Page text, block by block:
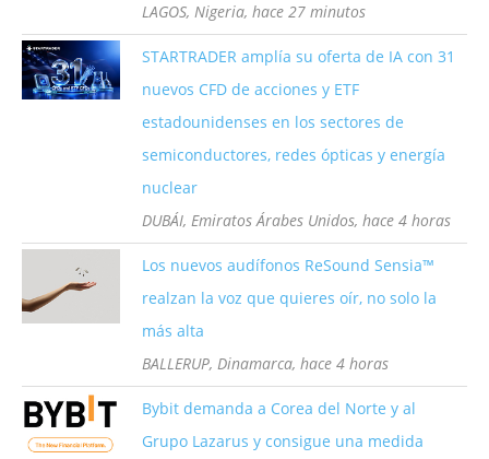
LAGOS, Nigeria, hace 27 minutos
STARTRADER amplía su oferta de IA con 31
nuevos CFD de acciones y ETF
estadounidenses en los sectores de
semiconductores, redes ópticas y energía
nuclear
DUBÁI, Emiratos Árabes Unidos, hace 4 horas
Los nuevos audífonos ReSound Sensia™
realzan la voz que quieres oír, no solo la
más alta
BALLERUP, Dinamarca, hace 4 horas
Bybit demanda a Corea del Norte y al
Grupo Lazarus y consigue una medida